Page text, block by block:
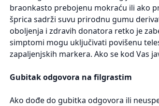
braonkasto prebojenu mokraću ili ako
šprica sadrži suvu prirodnu gumu
oboljenja i zdravih donatora retko je
simptomi mogu uključivati povišenu
zapaljenjskih markera. Ako se kod Vas
Gubitak odgovora na filgrastim
Ako dođe do gubitka odgovora ili